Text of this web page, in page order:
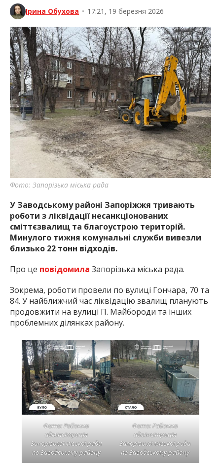
Ірина Обухова • 17:21, 19 березня 2026
Фото: Запорізька міська рада
У Заводському районі Запоріжжя тривають
роботи з ліквідації несанкціонованих
сміттєзвалищ та благоустрою територій.
Минулого тижня комунальні служби вивезли
близько 22 тонн відходів.
Про це повідомила Запорізька міська рада.
Зокрема, роботи провели по вулиці Гончара, 70 та
84. У найближчий час ліквідацію звалищ планують
продовжити на вулиці П. Майбороди та інших
проблемних ділянках району.
Фото: Районна
адмінсітрація
Запорізької міської ради
по Заводському району
Фото: Районна
адмінсітрація
Запорізької міської ради
по Заводському району